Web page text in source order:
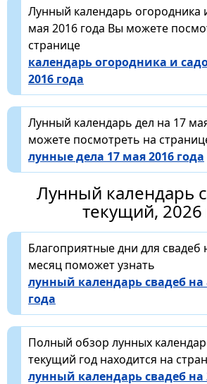
Лунный календарь огородника
мая 2016 года Вы можете
странице
календарь огородника и
2016 года
Лунный календарь дел на 17
можете посмотреть на
лунные дела 17 мая 2016 года
Лунный календарь
текущий, 2026
Благоприятные дни для свадеб
месяц поможет узнать
лунный календарь свадеб на
года
Полный обзор лунных
текущий год находится на
лунный календарь свадеб на